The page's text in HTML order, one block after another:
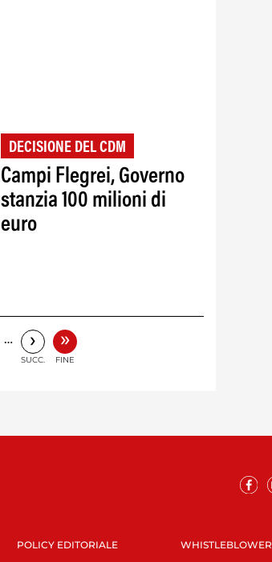
DECISIONE DEL CDM
Campi Flegrei, Governo
stanzia 100 milioni di
euro
… ›
SUCC.
»
FINE
POLICY EDITORIALE WHISTLEBLOWER